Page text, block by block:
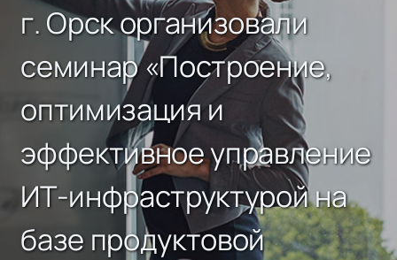
г. Орск организовали
семинар «Построение,
оптимизация и
эффективное управление
ИТ-инфраструктурой на
базе продуктовой